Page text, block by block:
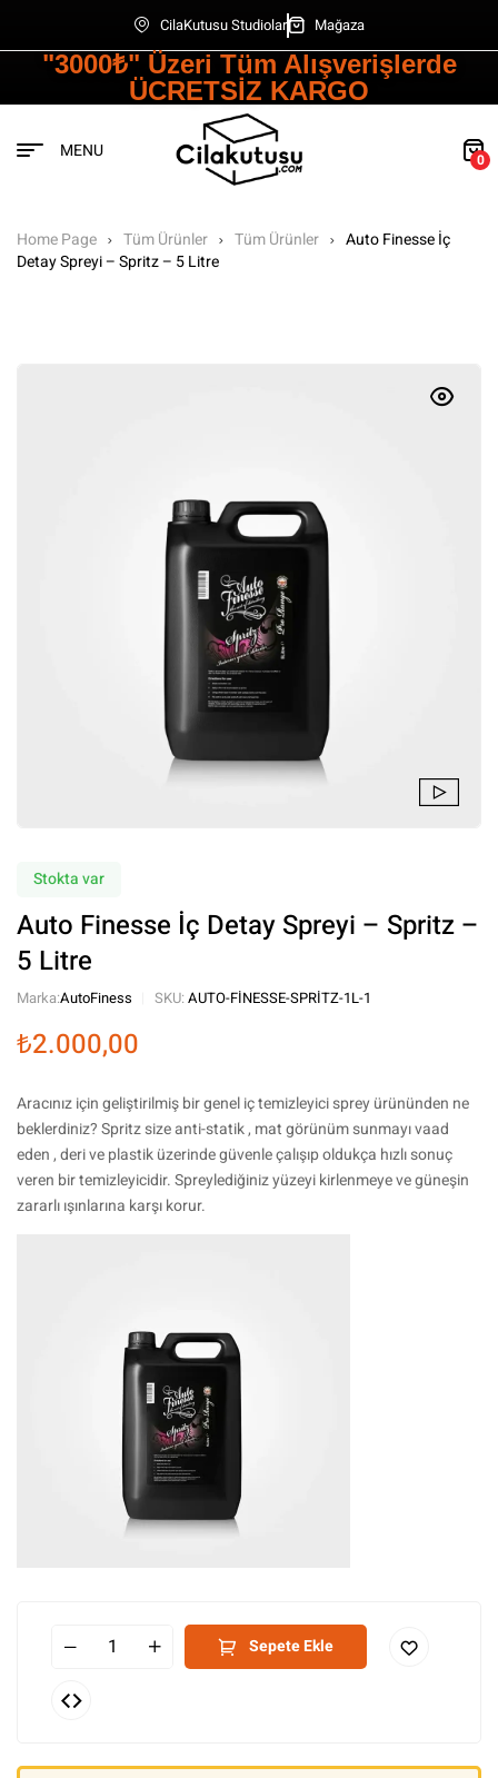
CilaKutusu Studiolar Mağaza
"3000₺" Üzeri Tüm Alışverişlerde
ÜCRETSİZ KARGO
MENU 0
Home Page Tüm Ürünler Tüm Ürünler
Auto Finesse İç
Detay Spreyi – Spritz – 5 Litre
Stokta var
Auto Finesse İç Detay Spreyi – Spritz –
5 Litre
Marka:AutoFiness SKU: AUTO-FINESSE-SPRITZ-1L-1
₺2.000,00
Aracınız için geliştirilmiş bir genel iç temizleyici sprey ürününden ne
beklerdiniz? Spritz size anti-statik , mat görünüm sunmayı vaad
eden , deri ve plastik üzerinde güvenle çalışıp oldukça hızlı sonuç
veren bir temizleyicidir. Spreylediğiniz yüzeyi kirlenmeye ve güneşin
zararlı ışınlarına karşı korur.
Sepete Ekle